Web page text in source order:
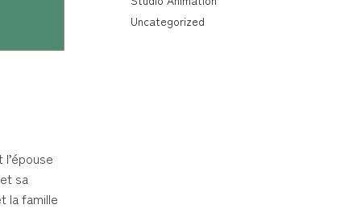
sa
la famille
Uncategorized